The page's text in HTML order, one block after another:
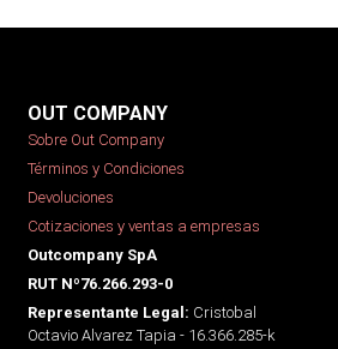
OUT COMPANY
Sobre Out Company
Términos y Condiciones
Devoluciones
Cotizaciones y ventas a empresas
Outcompany SpA
RUT Nº76.266.293-0
Representante Legal: Cristobal
Octavio Alvarez Tapia - 16.366.285-k